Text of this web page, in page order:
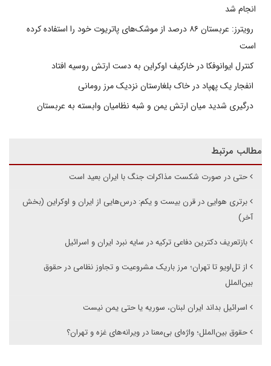
انجام شد
رویترز: عربستان ۸۶ درصد از موشک‌های پاتریوت خود را استفاده کرده
است
کنترل ایوانوفکا در خارکیف اوکراین به دست ارتش روسیه افتاد
انفجار یک پهپاد در خاک بلغارستان نزدیک مرز رومانی
درگیری شدید میان ارتش یمن و شبه نظامیان وابسته به عربستان
مطالب مرتبط
حتی در صورت شکست مذاکرات جنگ با ایران بعید است
برتری هوایی در قرن بیست و یکم: درس‌هایی از ایران و اوکراین (بخش
آخر)
بازتعریف دکترین دفاعی ترکیه در سایه نبرد ایران و اسرائیل
از تل‌اویو تا تهران؛ مرز باریک مشروعیت و تجاوز نظامی در حقوق
بین‌الملل
اسرائیل بداند ایران لبنان، سوریه یا حتی یمن نیست
حقوق بین‌الملل؛ واژه‌ای بی‌معنا در ویرانه‌های غزه و تهران؟